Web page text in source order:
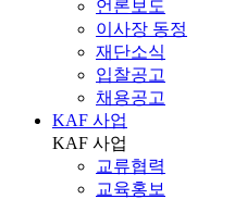
언론보도
이사장 동정
재단소식
입찰공고
채용공고
KAF 사업
KAF 사업
교류협력
교육홍보